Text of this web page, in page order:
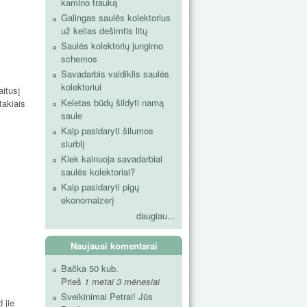
jie
Galingas saulės kolektorius
už kelias dešimtis litų
Saulės kolektorių jungimo
schemos
Savadarbis valdiklis saulės
kolektoriui
Keletas būdų šildyti namą
saule
Kaip pasidaryti šilumos
siurblį
Kiek kainuoja savadarbiai
saulės kolektoriai?
Kaip pasidaryti pigų
ekonomaizerį
daugiau...
Naujausi komentarai
Bačka 50 kub.
Prieš 1 metai 3 mėnesiai
Sveikinimai Petrai! Jūs